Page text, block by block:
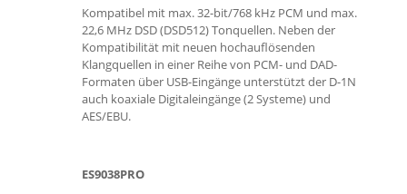
Kompatibel mit max. 32-bit/768 kHz PCM und max.
22,6 MHz DSD (DSD512) Tonquellen. Neben der
Kompatibilität mit neuen hochauflösenden
Klangquellen in einer Reihe von PCM- und DAD-
Formaten über USB-Eingänge unterstützt der D-1N
auch koaxiale Digitaleingänge (2 Systeme) und
AES/EBU.
ES9038PRO